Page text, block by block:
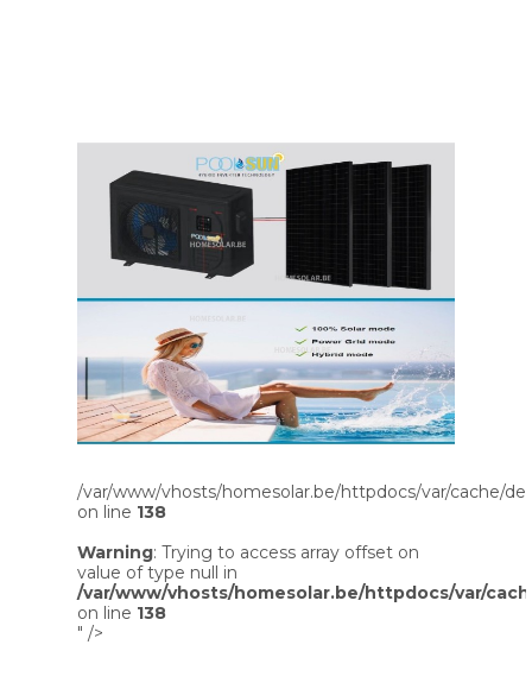
/var/www/vhosts/homesolar.be/httpdocs/var/cache/
on line 138
Warning: Trying to access array offset on
value of type null in
/var/www/vhosts/homesolar.be/httpdocs/var/
on line 138
" />